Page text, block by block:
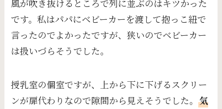
風が吹き抜けるところで列に並ぶのはキツかった
です。私はパパにベビーカーを渡して抱っこ紐で
言ったのでよかったですが、狭いのでベビーカー
は扱いづらそうでした。
授乳室の個室ですが、上から下に下げるスクリー
ンが扉代わりなので隙間から見えそうでした。気